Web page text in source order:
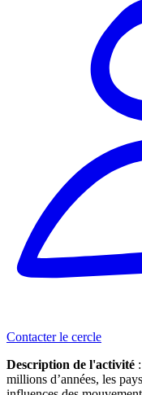
Contacter le cercle
Description de l'activité
millions d’années, les